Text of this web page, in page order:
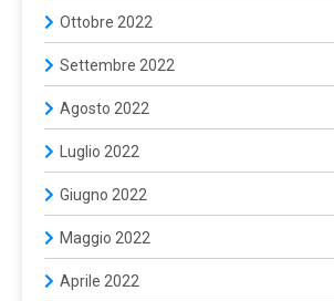
Ottobre 2022
Settembre 2022
Agosto 2022
Luglio 2022
Giugno 2022
Maggio 2022
Aprile 2022